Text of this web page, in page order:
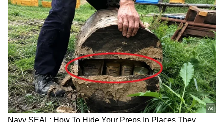
Image: Anushka Sharma/Instagram
ಬಾರ್ ಬಾರ್ ದೇಖೋ
ಕತ್ರಿನಾ ಕೈಫ್ ಆಯ್ಕೆಯಾಗುವ ಮೊದಲು ಬಾರ್ ಬಾರ್
ದೇಖೋ ಚಿತ್ರಕ್ಕೆ ಅನುಷ್ಕಾ ಶರ್ಮಾ ಆಯ್ಕೆಯಾಗಿದ್ದರು. ಆದರೆ